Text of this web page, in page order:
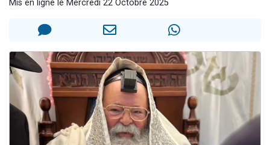
12 nouvelles musiques dans Torah-Box Music
2 personnes viennent de nous rejoindre sur WhatsApp
Mis en ligne le Mercredi 22 Octobre 2025